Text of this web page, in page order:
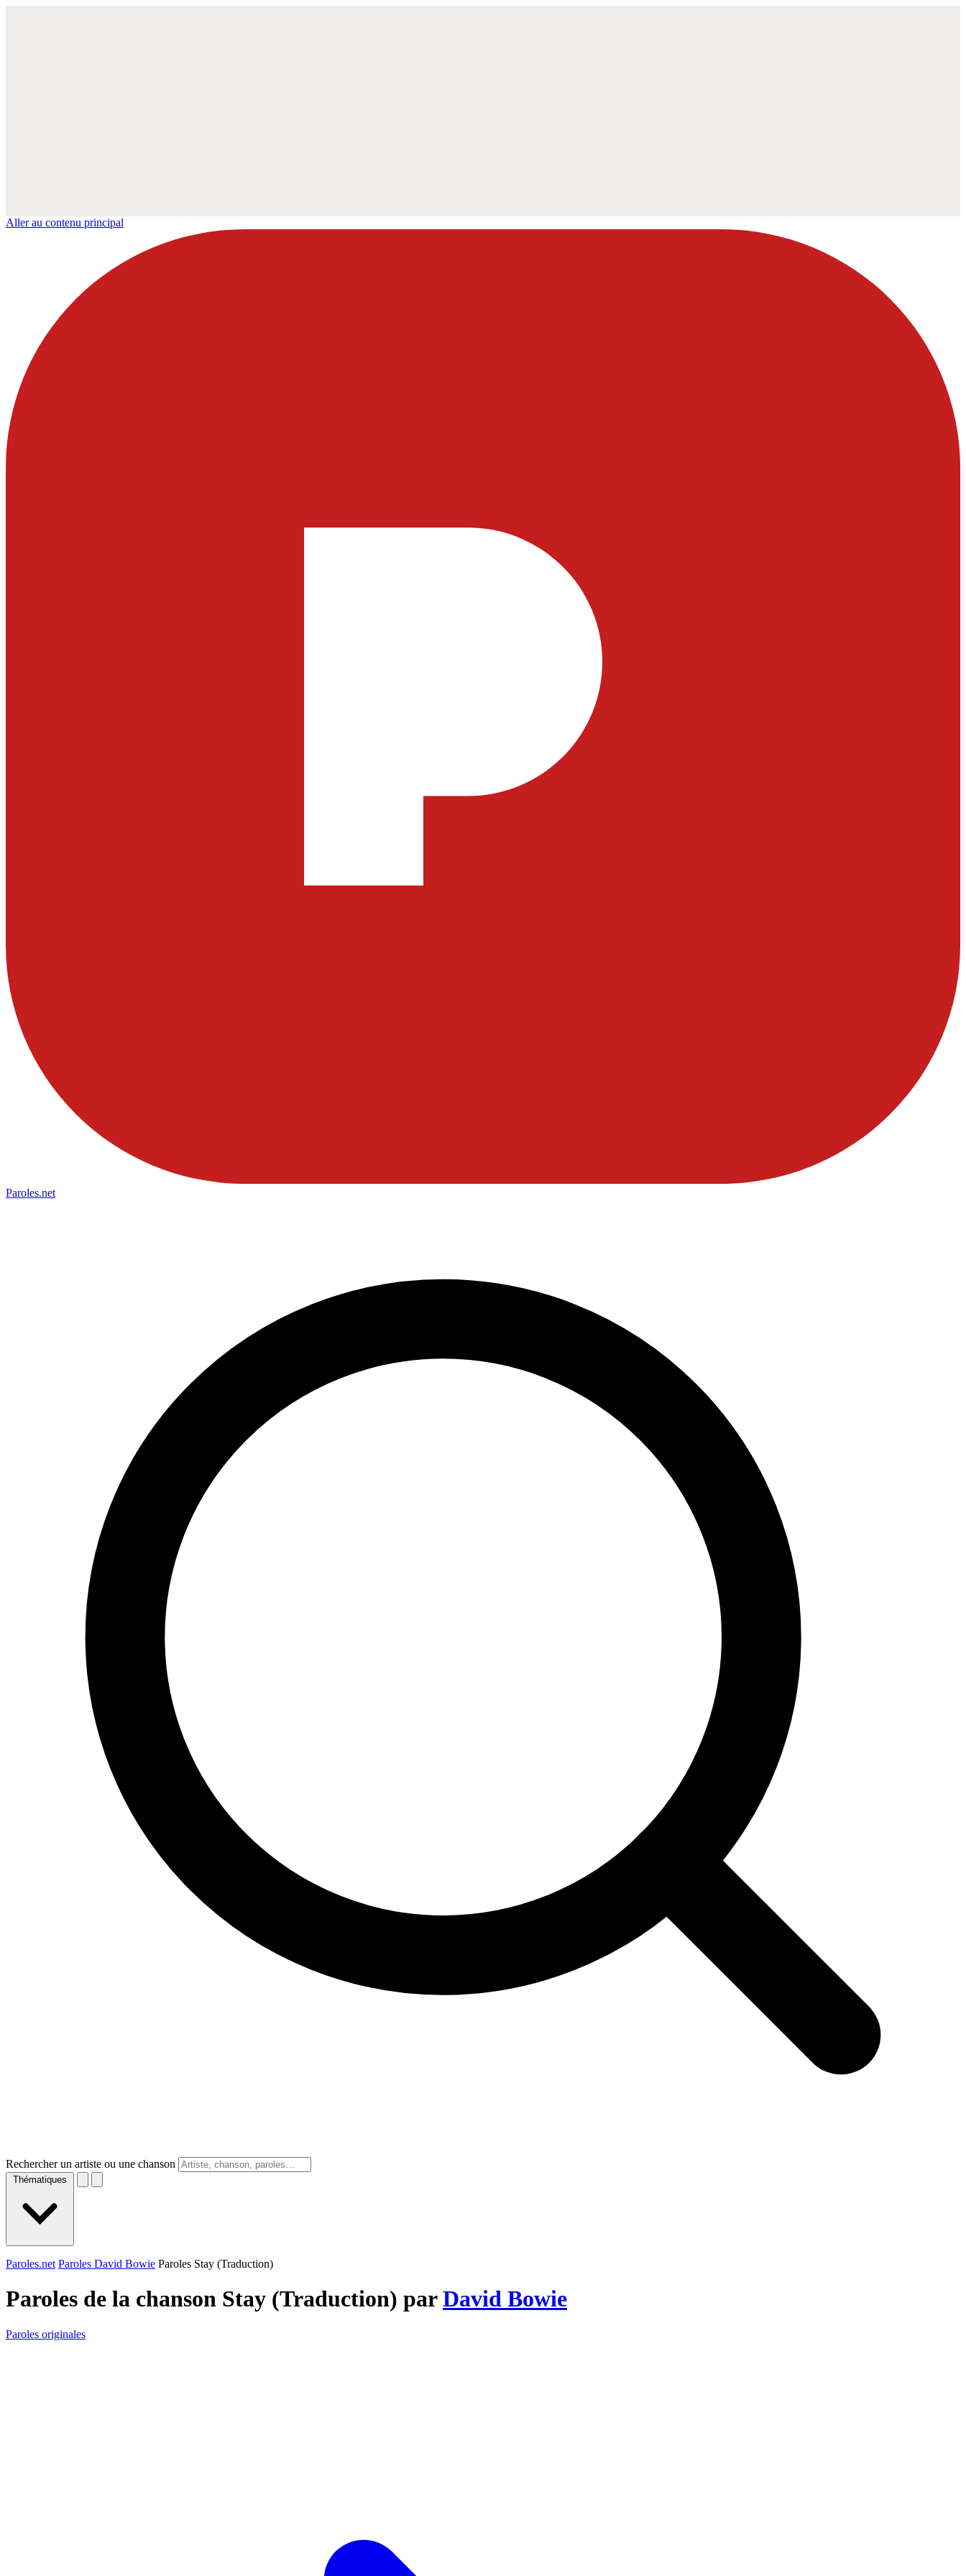
Aller au contenu principal
Paroles.net
Rechercher un artiste ou une chanson
Thématiques
Paroles.net Paroles David Bowie Paroles Stay (Traduction)
Paroles de la chanson Stay (Traduction) parDavid Bowie
Paroles originales